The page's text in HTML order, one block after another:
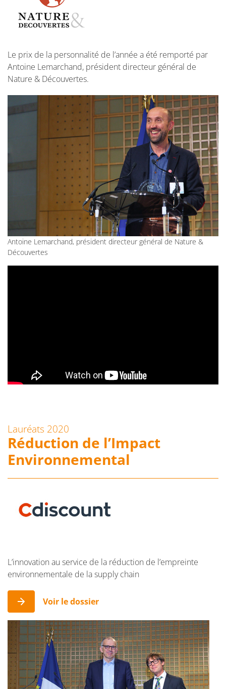
Le prix de la personnalité de l’année a été remporté par
Antoine Lemarchand, président directeur général de
Nature & Découvertes.
Antoine Lemarchand, président directeur général de Nature &
Découvertes
Lauréats 2020
Réduction de l’Impact
Environnemental
L’innovation au service de la réduction de l’empreinte
environnementale de la supply chain
Voir le dossier